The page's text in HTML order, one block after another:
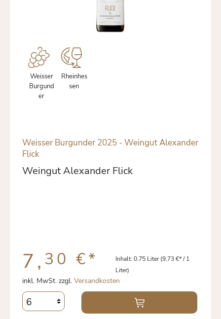
Weisser
Burgund
er
Rheinhes
sen
Weisser Burgunder 2025 - Weingut Alexander
Flick
Weingut Alexander Flick
7, 30 €* Inhalt: 0.75 Liter(9,73 €* / 1
Liter)
inkl. MwSt. zzgl. Versandkosten